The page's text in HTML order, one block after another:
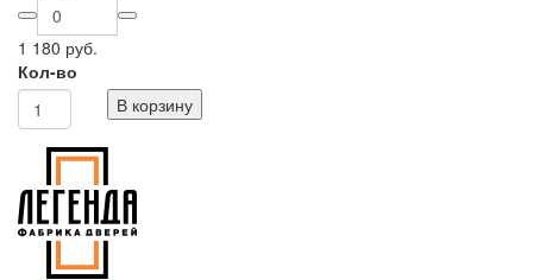
1 180 руб.
Кол-во
В корзину